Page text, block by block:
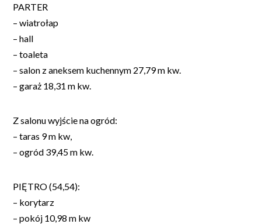
PARTER
– wiatrołap
– hall
– toaleta
– salon z aneksem kuchennym 27,79 m kw.
– garaż 18,31 m kw.
Z salonu wyjście na ogród:
– taras 9 m kw,
– ogród 39,45 m kw.
PIĘTRO (54,54):
– korytarz
– pokój 10,98 m kw